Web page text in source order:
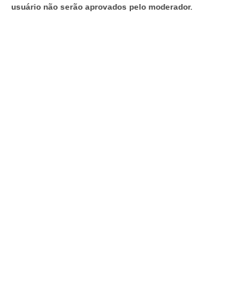
usuário não serão aprovados pelo moderador.